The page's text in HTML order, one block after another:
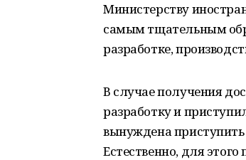
Министерству
самым тщательным
разработке,
В случае получения
разработку и
вынуждена
Естественно, для